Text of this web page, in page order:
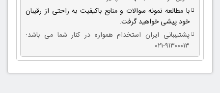
با مطالعه نمونه سوالات و منابع باکیفیت به راحتی از رقیبان
خود پیشی خواهید گرفت.
پشتیببانی ایران استخدام همواره در کنار شما می باشد:
۹۱۳۰۰۰۱۳-۰۲۱